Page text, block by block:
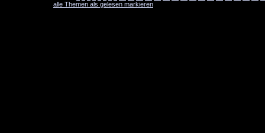
alle Themen als gelesen markieren